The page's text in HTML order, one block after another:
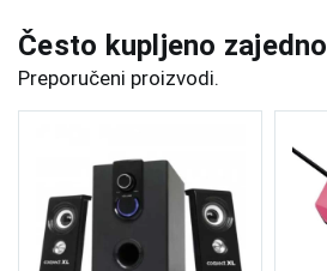
Često kupljeno zajedno
Preporučeni proizvodi.